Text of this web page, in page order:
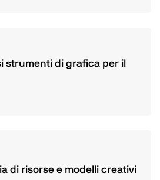
strumenti di grafica per il
di risorse e modelli creativi